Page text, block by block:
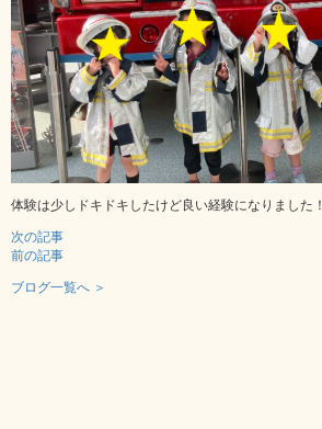
体験は少しドキドキしたけど良い経験になりました！
次の記事
前の記事
ブログ一覧へ ＞